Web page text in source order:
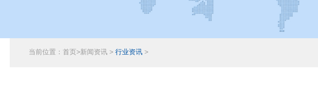
当前位置：首页>新闻资讯 >行业资讯 >